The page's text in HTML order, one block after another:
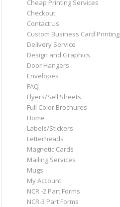
Cheap Printing Services
Checkout
Contact Us
Custom Business Card Printing
Delivery Service
Design and Graphics
Door Hangers
Envelopes
FAQ
Flyers/Sell Sheets
Full Color Brochures
Home
Labels/Stickers
Letterheads
Magnetic Cards
Mailing Services
Mugs
My Account
NCR -2 Part Forms
NCR-3 Part Forms